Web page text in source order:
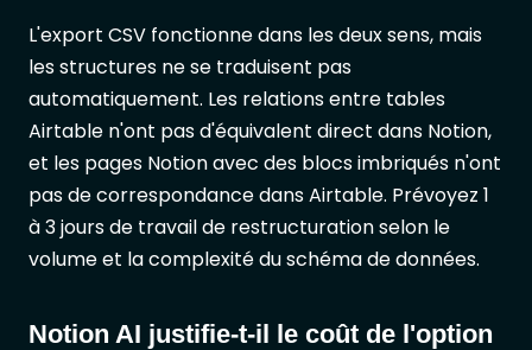
L'export CSV fonctionne dans les deux sens, mais
les structures ne se traduisent pas
automatiquement. Les relations entre tables
Airtable n'ont pas d'équivalent direct dans Notion,
et les pages Notion avec des blocs imbriqués n'ont
pas de correspondance dans Airtable. Prévoyez 1
à 3 jours de travail de restructuration selon le
volume et la complexité du schéma de données.
Notion AI justifie-t-il le coût de l'option